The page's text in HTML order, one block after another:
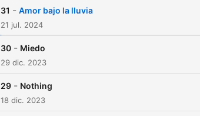
31 - Amor bajo la lluvia
21 jul. 2024
30 - Miedo
29 dic. 2023
29 - Nothing
18 dic. 2023